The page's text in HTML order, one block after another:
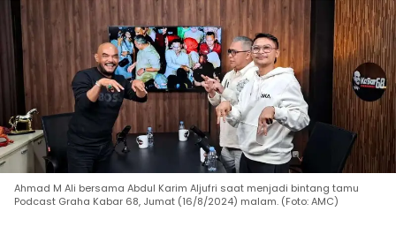
Ahmad M Ali bersama Abdul Karim Aljufri saat menjadi bintang tamu
Podcast Graha Kabar 68, Jumat (16/8/2024) malam. (Foto: AMC)